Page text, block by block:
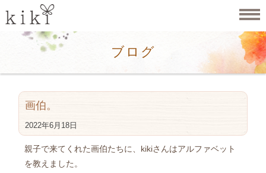
ブログ
画伯。
2022年6月18日
親子で来てくれた画伯たちに、kikiさんはアルファベット
を教えました。